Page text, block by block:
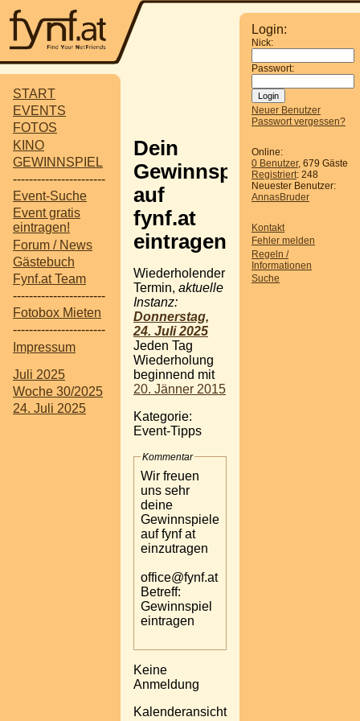
START
EVENTS
FOTOS
KINO
GEWINNSPIEL
-----------------------
Event-Suche
Event gratis
eintragen!
Forum / News
Gästebuch
Fynf.at Team
-----------------------
Fotobox Mieten
-----------------------
Impressum
Juli 2025
Woche 30/2025
24. Juli 2025
Login:
Nick:
Passwort:
Neuer Benutzer
Passwort vergessen?
Online:
0 Benutzer, 679 Gäste
Registriert: 248
Neuester Benutzer:
AnnasBruder
Kontakt
Fehler melden
Regeln /
Informationen
Suche
Dein
Gewinnspiel
auf
fynf.at
eintragen
Wiederholender
Termin, aktuelle
Instanz:
Donnerstag,
24. Juli 2025
Jeden Tag
Wiederholung
beginnend mit
20. Jänner 2015
Kategorie:
Event-Tipps
Kommentar
Wir freuen
uns sehr
deine
Gewinnspiele
auf fynf at
einzutragen
office@fynf.at
Betreff:
Gewinnspiel
eintragen
Keine
Anmeldung
Kalenderansicht